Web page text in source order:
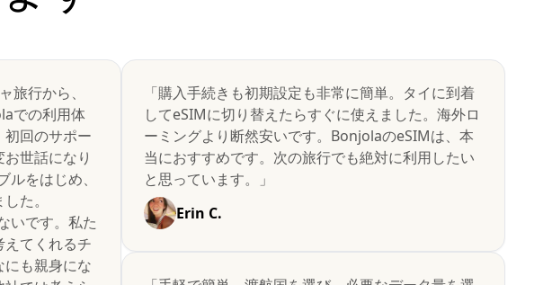
旅行から、
での利用体
回のサポー
世話になり
をはじめ、
た。
いです。私た
てくれるチ
も親身にな
「購入手続きも初期設定も非常に簡単。タイに到着
してeSIMに切り替えたらすぐに使えました。海外ロ
ーミングより断然安いです。BonjolaのeSIMは、本
当におすすめです。次の旅行でも絶対に利用したい
と思っています。」
Erin C.